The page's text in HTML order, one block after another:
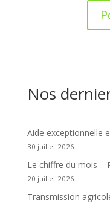
Nos
Aide exceptionnelle
30 juillet 2026
Le chiffre du mois –
20 juillet 2026
Transmission